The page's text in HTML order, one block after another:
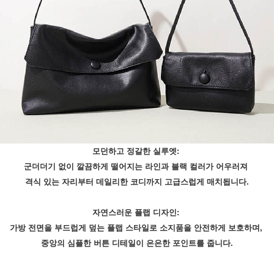
모던하고 정갈한 실루엣:
군더더기 없이 깔끔하게 떨어지는 라인과 블랙 컬러가 어우러져
격식 있는 자리부터 데일리한 코디까지 고급스럽게 매치됩니다.
자연스러운 플랩 디자인:
가방 전면을 부드럽게 덮는 플랩 스타일로 소지품을 안전하게 보호하며,
중앙의 심플한 버튼 디테일이 은은한 포인트를 줍니다.